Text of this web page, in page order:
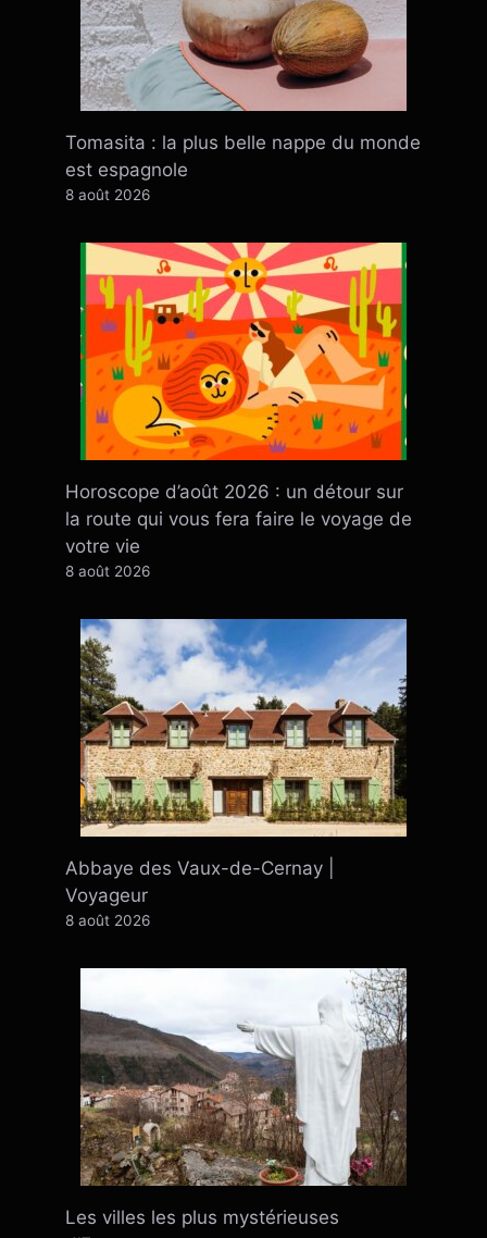
Tomasita : la plus belle nappe du monde
est espagnole
8 août 2026
Horoscope d’août 2026 : un détour sur
la route qui vous fera faire le voyage de
votre vie
8 août 2026
Abbaye des Vaux-de-Cernay |
Voyageur
8 août 2026
Les villes les plus mystérieuses